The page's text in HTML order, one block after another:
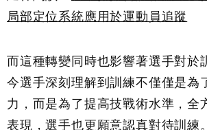
局部定位系統應用於運動員追蹤
而這種轉變同時也影響著選手對於
今選手深刻理解到訓練不僅僅是為
力，而是為了提高技戰術水準，全
表現，選手也更願意認真對待訓練